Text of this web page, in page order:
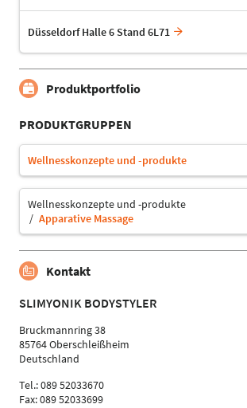
Düsseldorf Halle 6 Stand 6L71
Produktportfolio
PRODUKTGRUPPEN
Wellnesskonzepte und -produkte
Wellnesskonzepte und -produkte
Apparative Massage
Kontakt
SLIMYONIK BODYSTYLER
Bruckmannring 38
85764 Oberschleißheim
Deutschland
Tel.: 089 52033670
Fax: 089 52033699